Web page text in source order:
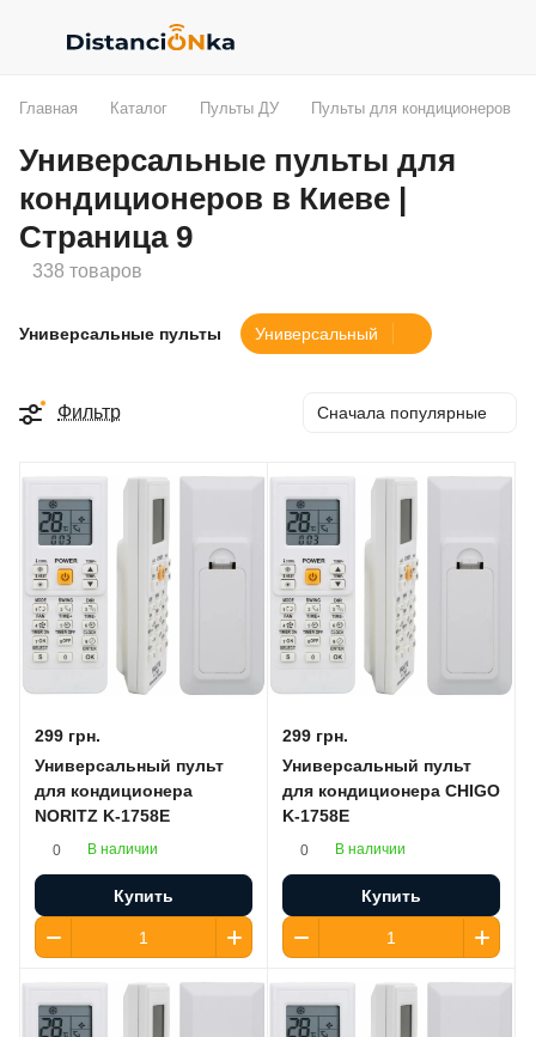
Главная Каталог Пульты ДУ Пульты для кондиционеров
Универсальные пульты для
кондиционеров в Киеве |
Страница 9
338 товаров
Универсальные пульты Универсальный
Фильтр Сначала популярные
299 грн.
Универсальный пульт
для кондиционера
NORITZ K-1758E
0 В наличии
Купить
299 грн.
Универсальный пульт
для кондиционера CHIGO
K-1758E
0 В наличии
Купить